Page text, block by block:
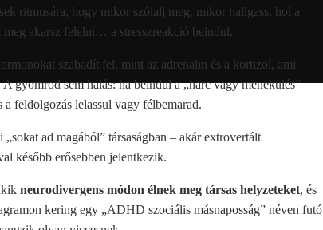
ritmusára, hogy mikor szólalj meg, mikor hallgass, hol a
akarsz felelni… a stresszreakció beindul.
szabadít fel, mint az adrenalin és a kortizol, ami
gyomrod sem hálás: ha beindul a „harc vagy menekülés”
feldolgozás lelassul vagy félbemarad.
ad magából” társaságban – akár extrovertált
később erősebben jelentkezik.
neurodivergens módon élnek meg társas helyzeteket, és
kering egy „ADHD szociális másnaposság” néven futó